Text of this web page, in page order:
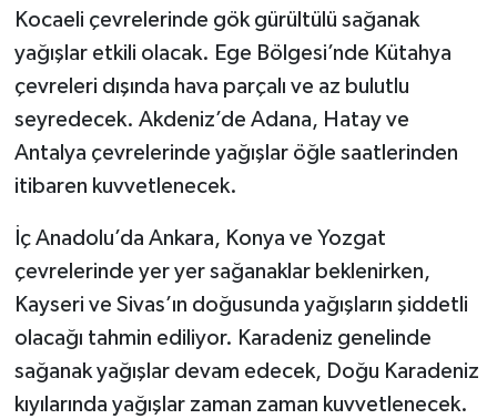
Kocaeli çevrelerinde gök gürültülü sağanak
yağışlar etkili olacak. Ege Bölgesi’nde Kütahya
çevreleri dışında hava parçalı ve az bulutlu
seyredecek. Akdeniz’de Adana, Hatay ve
Antalya çevrelerinde yağışlar öğle saatlerinden
itibaren kuvvetlenecek.
İç Anadolu’da Ankara, Konya ve Yozgat
çevrelerinde yer yer sağanaklar beklenirken,
Kayseri ve Sivas’ın doğusunda yağışların şiddetli
olacağı tahmin ediliyor. Karadeniz genelinde
sağanak yağışlar devam edecek, Doğu Karadeniz
kıyılarında yağışlar zaman zaman kuvvetlenecek.